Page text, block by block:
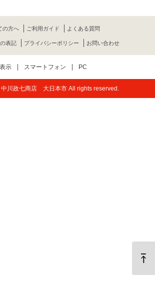
の方へ ご利用ガイド よくある質問
表記 プライバシーポリシー お問い合わせ
表示 スマートフォン PC
川政七商店 大日本市 All rights reserved.